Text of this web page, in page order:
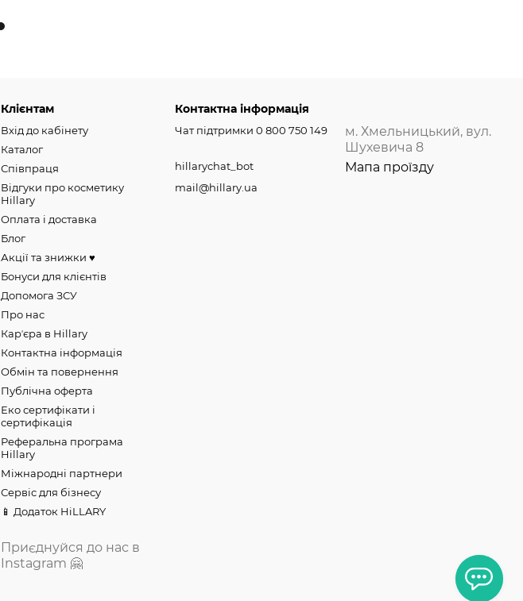
Клієнтам
Вхід до кабінету
Каталог
Співпраця
Відгуки про косметику
Hillary
Оплата і доставка
Блог
Акції та знижки ♥️
Бонуси для клієнтів
Допомога ЗСУ
Про нас
Карʼєра в Hillary
Контактна інформація
Обмін та повернення
Публічна оферта
Еко сертифікати і
сертифікація
Реферальна програма
Hillary
Міжнародні партнери
Сервіс для бізнесу
📱 Додаток HiLLARY
Приєднуйся до нас в
Instagram 🤗
Контактна інформація
Чат підтримки 0 800 750 149
hillarychat_bot
mail@hillary.ua
м. Хмельницький, вул.
Шухевича 8
Мапа проїзду